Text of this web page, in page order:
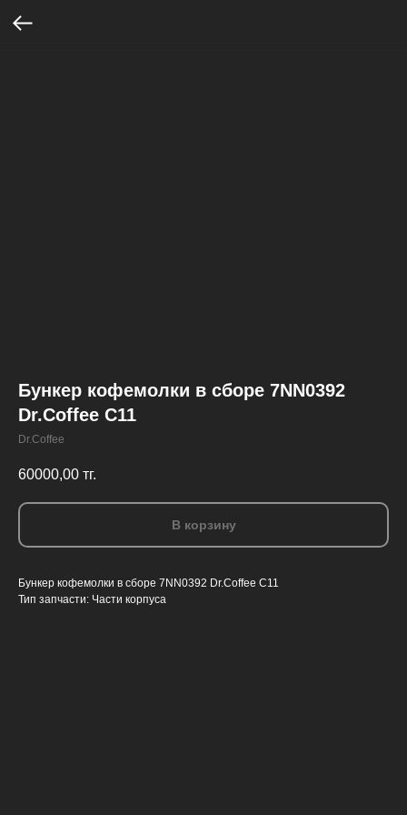
Бункер кофемолки в сборе 7NN0392
Dr.Coffee С11
Dr.Coffee
60000,00 тг.
В корзину
Бункер кофемолки в сборе 7NN0392 Dr.Coffee С11
Тип запчасти: Части корпуса